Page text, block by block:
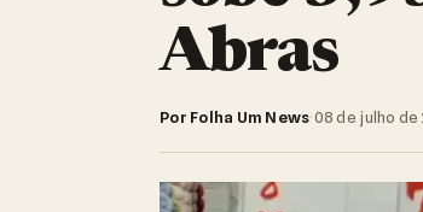
Abras
Por Folha Um News·08 de julho de